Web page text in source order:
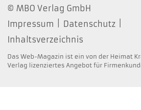
MBO Verlag GmbH
Impressum
Datenschutz
Inhaltsverzeichnis
Das Web-Magazin ist ein von der Heimat
Verlag lizenziertes Angebot für